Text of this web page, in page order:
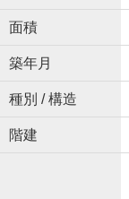
面積
築年月
種別 / 構造
階建